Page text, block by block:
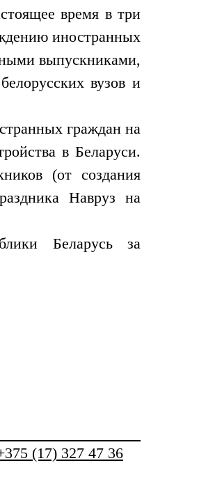
время в три
иностранных
выпускниками,
вузов и
граждан на
в Беларуси.
(от создания
Навруз на
Беларусь за
(17) 327 47 36